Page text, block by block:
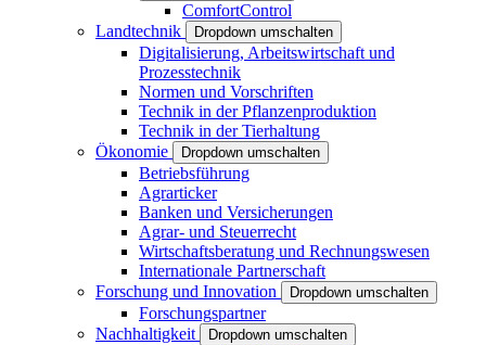
ComfortControl
Landtechnik
Dropdown umschalten
Digitalisierung, Arbeitswirtschaft und
Prozesstechnik
Normen und Vorschriften
Technik in der Pflanzenproduktion
Technik in der Tierhaltung
Ökonomie
Dropdown umschalten
Betriebsführung
Agrarticker
Banken und Versicherungen
Agrar- und Steuerrecht
Wirtschaftsberatung und Rechnungswesen
Internationale Partnerschaft
Forschung und Innovation
Dropdown umschalten
Forschungspartner
Nachhaltigkeit
Dropdown umschalten